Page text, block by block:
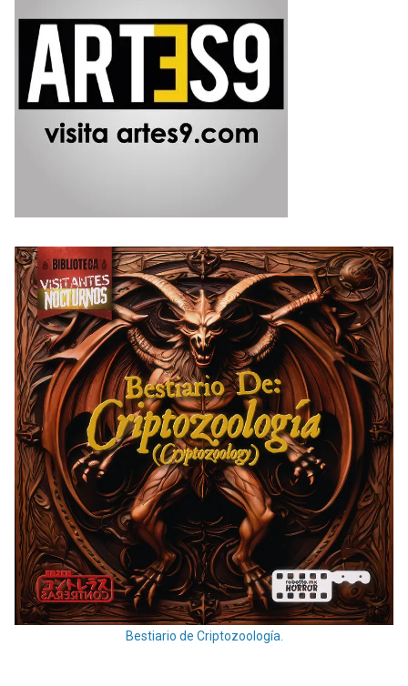
Bestiario de Criptozoología.